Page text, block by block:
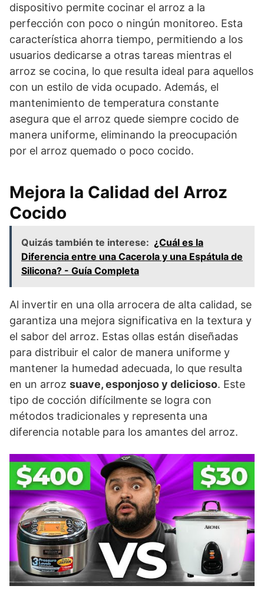
dispositivo permite cocinar el arroz a la
perfección con poco o ningún monitoreo. Esta
característica ahorra tiempo, permitiendo a los
usuarios dedicarse a otras tareas mientras el
arroz se cocina, lo que resulta ideal para aquellos
con un estilo de vida ocupado. Además, el
mantenimiento de temperatura constante
asegura que el arroz quede siempre cocido de
manera uniforme, eliminando la preocupación
por el arroz quemado o poco cocido.
Mejora la Calidad del Arroz
Cocido
Quizás también te interese: ¿Cuál es la
Diferencia entre una Cacerola y una Espátula de
Silicona? - Guía Completa
Al invertir en una olla arrocera de alta calidad, se
garantiza una mejora significativa en la textura y
el sabor del arroz. Estas ollas están diseñadas
para distribuir el calor de manera uniforme y
mantener la humedad adecuada, lo que resulta
en un arroz suave, esponjoso y delicioso. Este
tipo de cocción difícilmente se logra con
métodos tradicionales y representa una
diferencia notable para los amantes del arroz.